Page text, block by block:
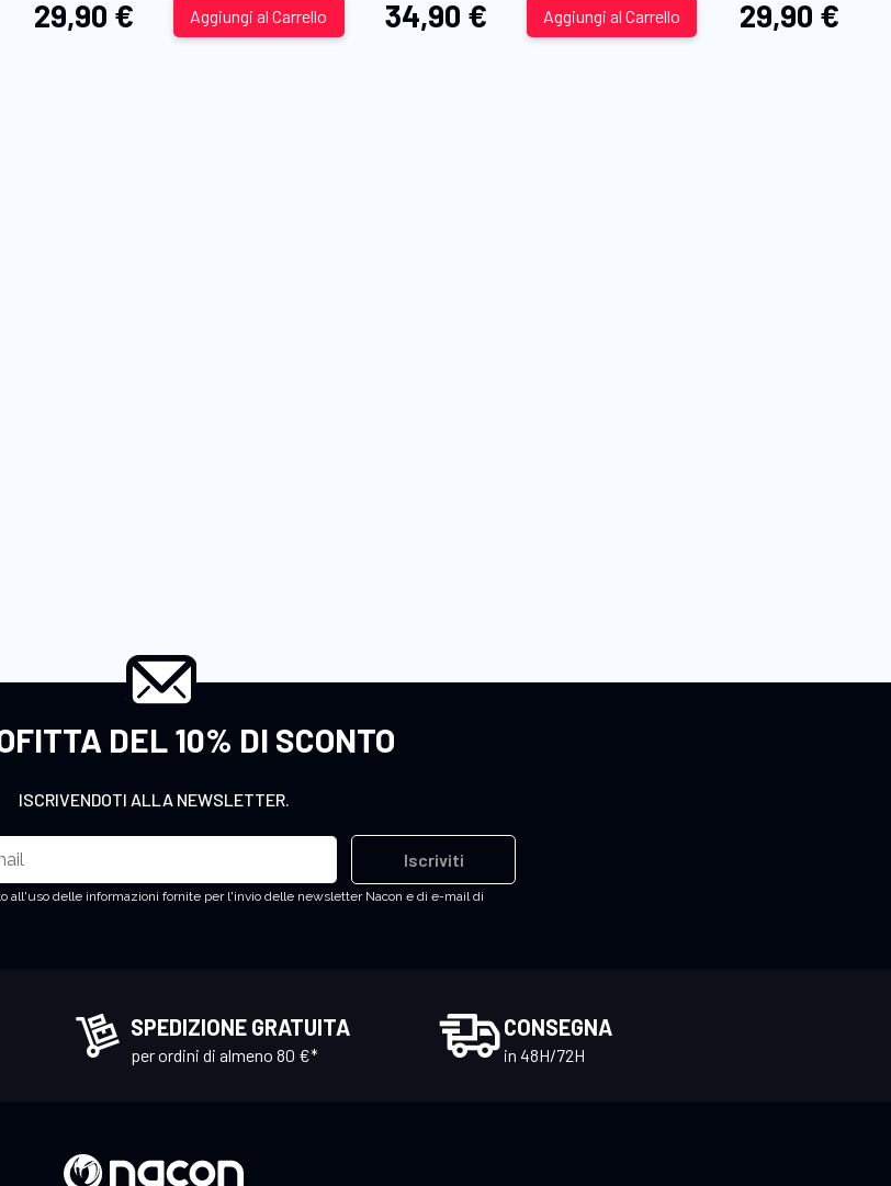
29,90 € 34,90 €
Aggiungi al Carrello 29,90 €
Aggiungi al Carrello
DEL 10% DI SCONTO
ISCRIVENDOTI ALLA NEWSLETTER.
all'uso delle informazioni fornite per l'invio delle newsletter Nacon e di e-mail di
Iscriviti
SPEDIZIONE GRATUITA
per ordini di almeno 80 €*
CONSEGNA
in 48H/72H